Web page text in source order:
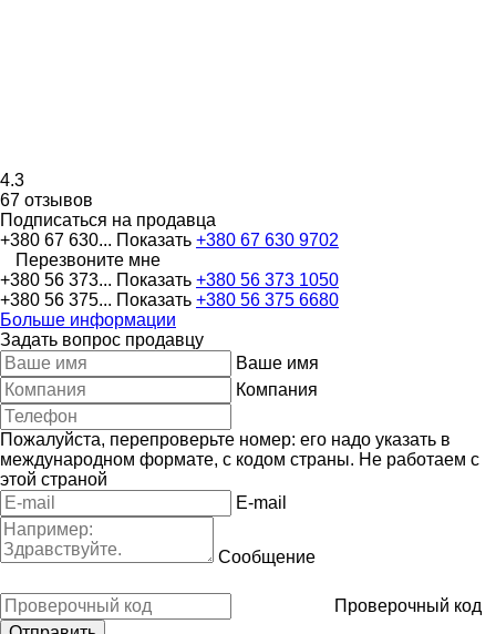
4.3
67 отзывов
Подписаться на продавца
+380 67 630... Показать +380 67 630 9702
Перезвоните мне
+380 56 373... Показать +380 56 373 1050
+380 56 375... Показать +380 56 375 6680
Больше информации
Задать вопрос продавцу
Ваше имя
Компания
Пожалуйста, перепроверьте номер: его надо указать в
международном формате, с кодом страны. Не работаем с
этой страной
E-mail
Сообщение
Проверочный код